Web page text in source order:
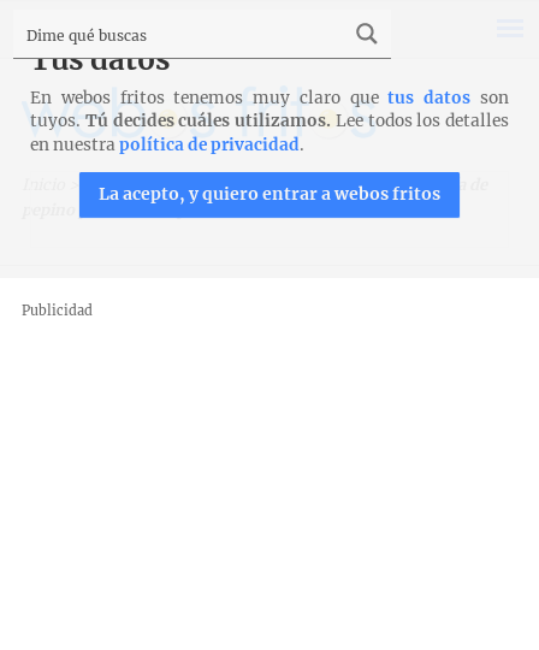
Recetas para Cook Expert de Magimix
Crema fría de
pepino para Cook Expert
Publicidad
Tus datos
En webos fritos tenemos muy claro quetus datos son
tuyos. Tú decides cuáles utilizamos. Lee todos los detalles
en nuestrapolítica de privacidad.
La acepto, y quiero entrar a webos fritos